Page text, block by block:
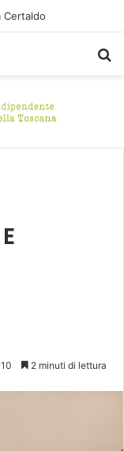
Certaldo
2 minuti di lettura